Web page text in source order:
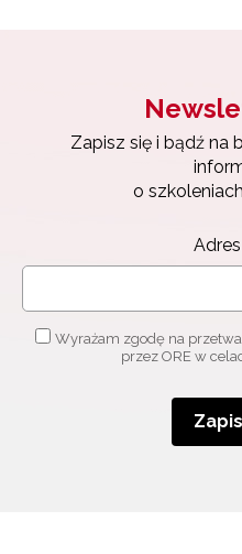
Zapisz się i bądź na
o
Wyrażam zgodę na
przez ORE w